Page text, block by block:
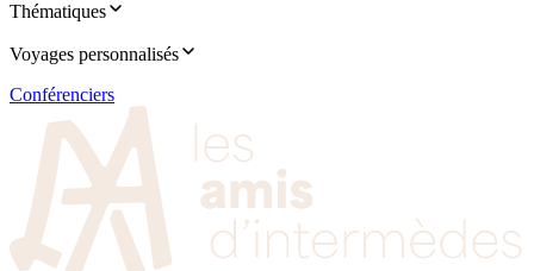
Thématiques
Voyages personnalisés
Conférenciers